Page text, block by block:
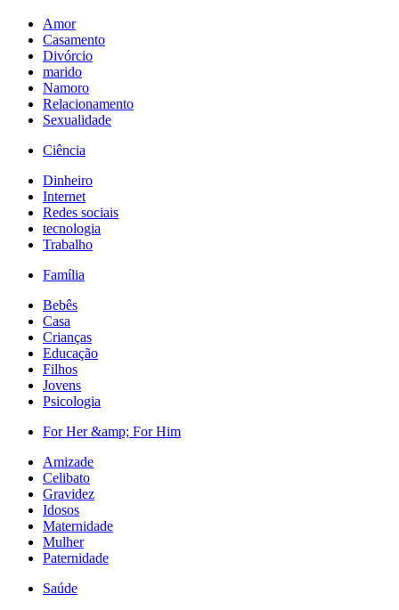
Amor
Casamento
Divórcio
marido
Namoro
Relacionamento
Sexualidade
Ciência
Dinheiro
Internet
Redes sociais
tecnologia
Trabalho
Família
Bebês
Casa
Crianças
Educação
Filhos
Jovens
Psicologia
For Her &amp; For Him
Amizade
Celibato
Gravidez
Idosos
Maternidade
Mulher
Paternidade
Saúde